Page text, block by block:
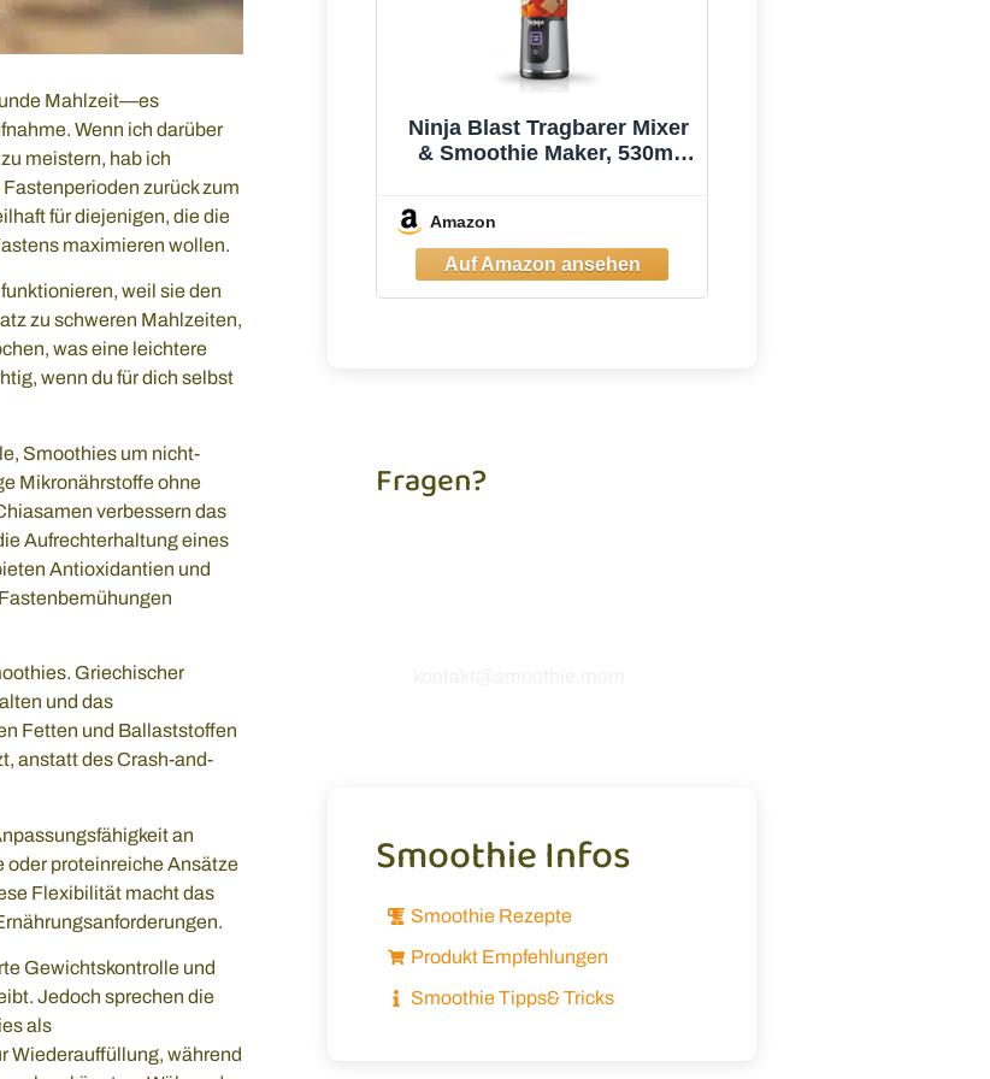
Mahlzeit—es
Wenn ich darüber
meistern, hab ich
zurück zum
für diejenigen, die die
maximieren wollen.
weil sie den
zu schweren Mahlzeiten,
was eine leichtere
wenn du für dich selbst
Smoothies um nicht-
Mikronährstoffe ohne
verbessern das
Aufrechterhaltung eines
Antioxidantien und
Griechischer
und das
Fetten und Ballaststoffen
anstatt des Crash-and-
an
oder proteinreiche Ansätze
Flexibilität macht das
Gewichtskontrolle und
Jedoch sprechen die
als
Wiederauffüllung, während
Ninja Blast Tragbarer Mixer
& Smoothie Maker, 530ml
Amazon
Fragen?
Smoothie Infos
Smoothie Rezepte
Produkt Empfehlungen
Smoothie Tipps& Tricks